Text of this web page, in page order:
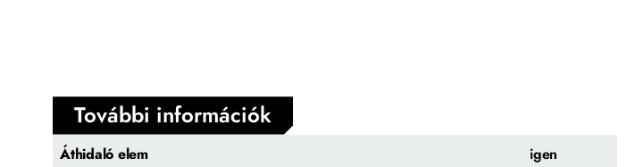
További információk
Áthidaló elem
igen